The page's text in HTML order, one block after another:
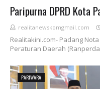
Paripurna DPRD Kota
realitanewskomgmail.com
Realitakini.com- Padang
Peraturan Daerah
PARIWARA